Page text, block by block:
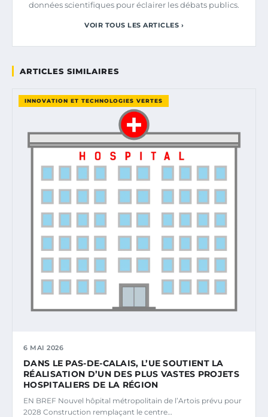
données scientifiques pour éclairer les débats publics.
VOIR TOUS LES ARTICLES ›
ARTICLES SIMILAIRES
INNOVATION ET TECHNOLOGIES VERTES
6 MAI 2026
DANS LE PAS-DE-CALAIS, L’UE SOUTIENT LA
RÉALISATION D’UN DES PLUS VASTES PROJETS
HOSPITALIERS DE LA RÉGION
EN BREF Nouvel hôpital métropolitain de l’Artois prévu pour
2028 Construction remplaçant le centre…